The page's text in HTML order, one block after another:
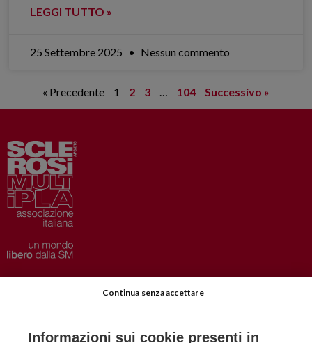
LEGGI TUTTO »
25 Settembre 2025 Nessun commento
« Precedente 1 2 3 104 Successivo »
Privacy–Disclaimer
Informazioni sui cookie presenti in
Continua senza accettare